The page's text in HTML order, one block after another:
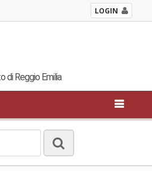
LOGIN
di Reggio Emilia